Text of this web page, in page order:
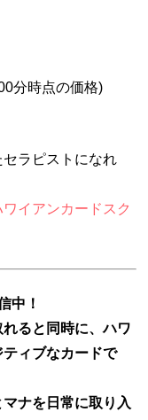
分時点の価格)
セラピストになれ
ワイアンカードスク
中！
ると同時に、ハワ
ィブなカードで
ナを日常に取り入